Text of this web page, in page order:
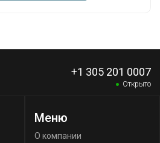
+1 305 201 0007
Открыто
Меню
О компании